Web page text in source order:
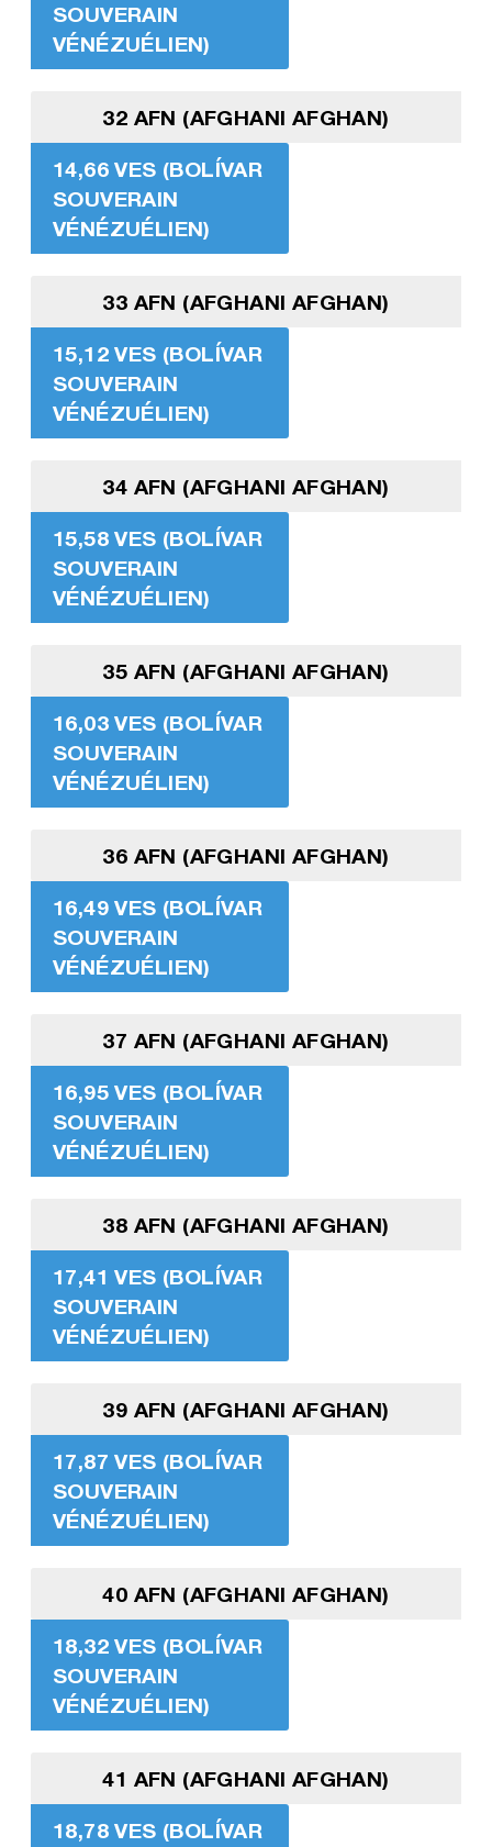
SOUVERAIN
VÉNÉZUÉLIEN)
32 AFN (AFGHANI AFGHAN)
14,66 VES (BOLÍVAR
SOUVERAIN
VÉNÉZUÉLIEN)
33 AFN (AFGHANI AFGHAN)
15,12 VES (BOLÍVAR
SOUVERAIN
VÉNÉZUÉLIEN)
34 AFN (AFGHANI AFGHAN)
15,58 VES (BOLÍVAR
SOUVERAIN
VÉNÉZUÉLIEN)
35 AFN (AFGHANI AFGHAN)
16,03 VES (BOLÍVAR
SOUVERAIN
VÉNÉZUÉLIEN)
36 AFN (AFGHANI AFGHAN)
16,49 VES (BOLÍVAR
SOUVERAIN
VÉNÉZUÉLIEN)
37 AFN (AFGHANI AFGHAN)
16,95 VES (BOLÍVAR
SOUVERAIN
VÉNÉZUÉLIEN)
38 AFN (AFGHANI AFGHAN)
17,41 VES (BOLÍVAR
SOUVERAIN
VÉNÉZUÉLIEN)
39 AFN (AFGHANI AFGHAN)
17,87 VES (BOLÍVAR
SOUVERAIN
VÉNÉZUÉLIEN)
40 AFN (AFGHANI AFGHAN)
18,32 VES (BOLÍVAR
SOUVERAIN
VÉNÉZUÉLIEN)
41 AFN (AFGHANI AFGHAN)
18,78 VES (BOLÍVAR